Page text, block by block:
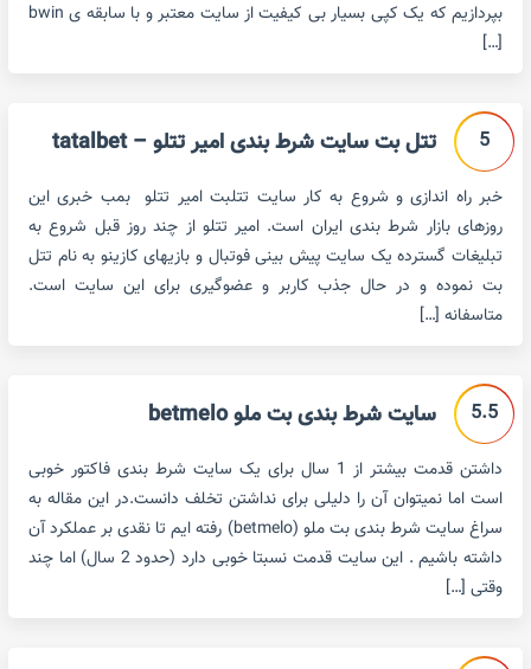
بپردازیم که یک کپی بسیار بی کیفیت از سایت معتبر و با سابقه ی bwin
[…]
5 تتل بت سایت شرط بندی امیر تتلو – tatalbet
خبر راه اندازی و شروع به کار سایت تتلبت امیر تتلو بمب خبری این
روزهای بازار شرط بندی ایران است. امیر تتلو از چند روز قبل شروع به
تبلیغات گسترده یک سایت پیش بینی فوتبال و بازیهای کازینو به نام تتل
بت نموده و در حال جذب کاربر و عضوگیری برای این سایت است.
متاسفانه […]
5.5 سایت شرط بندی بت ملو betmelo
داشتن قدمت بیشتر از 1 سال برای یک سایت شرط بندی فاکتور خوبی
است اما نمیتوان آن را دلیلی برای نداشتن تخلف دانست.در این مقاله به
سراغ سایت شرط بندی بت ملو (betmelo) رفته ایم تا نقدی بر عملکرد آن
داشته باشیم . این سایت قدمت نسبتا خوبی دارد (حدود 2 سال) اما چند
وقتی […]